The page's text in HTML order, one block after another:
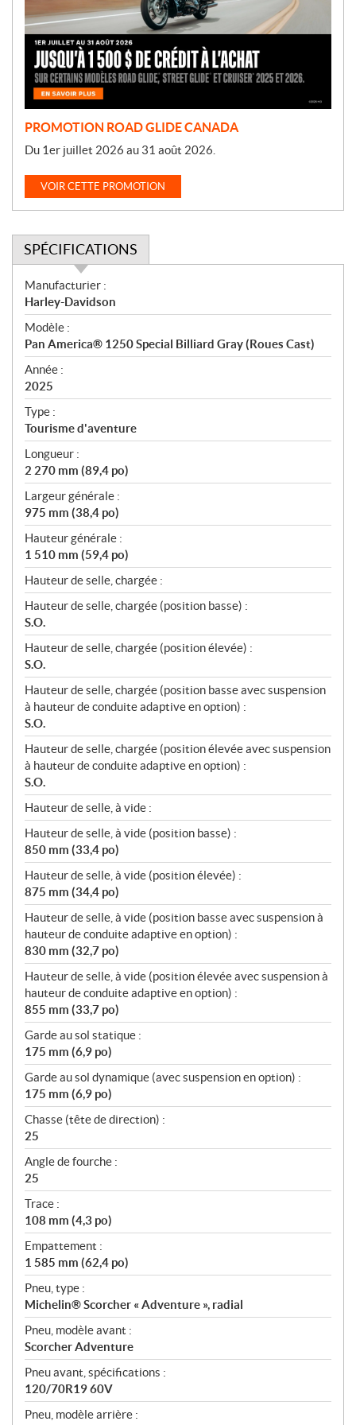
o
t
n
PROMOTION ROAD GLIDE CANADA
Du 1er juillet 2026 au 31 août 2026.
VOIR CETTE PROMOTION
SPÉCIFICATIONS
S
p
é
c
i
f
i
c
a
t
i
o
n
s
Manufacturier :
Harley-Davidson
Modèle :
Pan America® 1250 Special Billiard Gray (Roues Cast)
Année :
2025
Type :
Tourisme d'aventure
Longueur :
2 270 mm (89,4 po)
Largeur générale :
975 mm (38,4 po)
Hauteur générale :
1 510 mm (59,4 po)
Hauteur de selle, chargée :
Hauteur de selle, chargée (position basse) :
S.O.
Hauteur de selle, chargée (position élevée) :
S.O.
Hauteur de selle, chargée (position basse avec suspension
à hauteur de conduite adaptive en option) :
S.O.
Hauteur de selle, chargée (position élevée avec suspension
à hauteur de conduite adaptive en option) :
S.O.
Hauteur de selle, à vide :
Hauteur de selle, à vide (position basse) :
850 mm (33,4 po)
Hauteur de selle, à vide (position élevée) :
875 mm (34,4 po)
Hauteur de selle, à vide (position basse avec suspension à
hauteur de conduite adaptive en option) :
830 mm (32,7 po)
Hauteur de selle, à vide (position élevée avec suspension à
hauteur de conduite adaptive en option) :
855 mm (33,7 po)
Garde au sol statique :
175 mm (6,9 po)
Garde au sol dynamique (avec suspension en option) :
175 mm (6,9 po)
Chasse (tête de direction) :
25
Angle de fourche :
25
Trace :
108 mm (4,3 po)
Empattement :
1 585 mm (62,4 po)
Pneu, type :
Michelin® Scorcher « Adventure », radial
Pneu, modèle avant :
Scorcher Adventure
Pneu avant, spécifications :
120/70R19 60V
Pneu, modèle arrière :